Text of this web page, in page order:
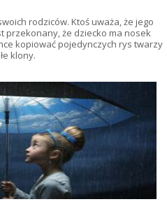
rodziców. Ktoś uważa, że jego
przekonany, że dziecko ma nosek
kopiować pojedynczych rys twarzy
klony.